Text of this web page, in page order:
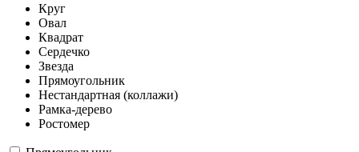
Круг
Овал
Квадрат
Сердечко
Звезда
Прямоугольник
Нестандартная (коллажи)
Рамка-дерево
Ростомер